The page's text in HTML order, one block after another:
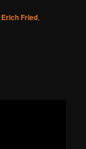
Erich Fried,